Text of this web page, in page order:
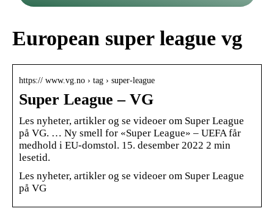
European super league vg
https:// www.vg.no › tag › super-league
Super League – VG
Les nyheter, artikler og se videoer om Super League
på VG. … Ny smell for «Super League» – UEFA får
medhold i EU-domstol. 15. desember 2022 2 min
lesetid.
Les nyheter, artikler og se videoer om Super League
på VG